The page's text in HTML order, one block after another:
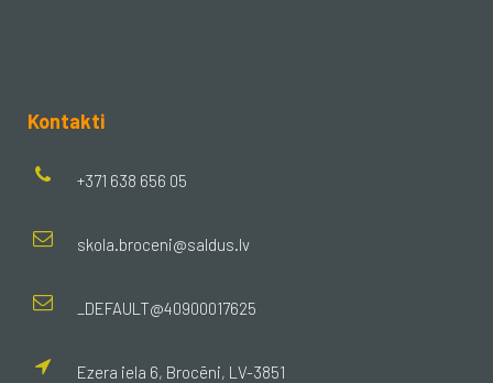
Kontakti
+371 638 656 05
skola.broceni@saldus.lv
_DEFAULT@40900017625
Ezera iela 6, Brocēni, LV-3851